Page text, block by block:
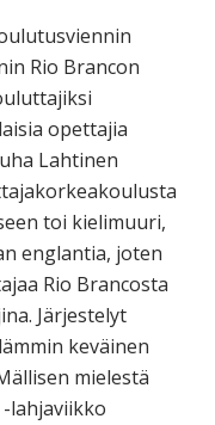
Rio Brancon
opettajia
Lahtinen
toi kielimuuri,
englantia, joten
Rio Brancosta
Järjestelyt
keväinen
mielestä
lahjaviikko